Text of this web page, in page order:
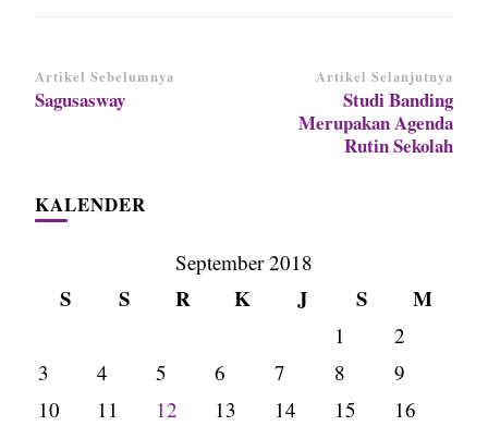
Navigasi
Artikel
Artikel Sebelumnya
Sagusasway
Artikel Selanjutnya
Studi Banding
Merupakan Agenda
Rutin Sekolah
KALENDER
September 2018
S S R K J S M
1
2
3
4 5 6 7 8
9
10
11 12 13 14 15
16